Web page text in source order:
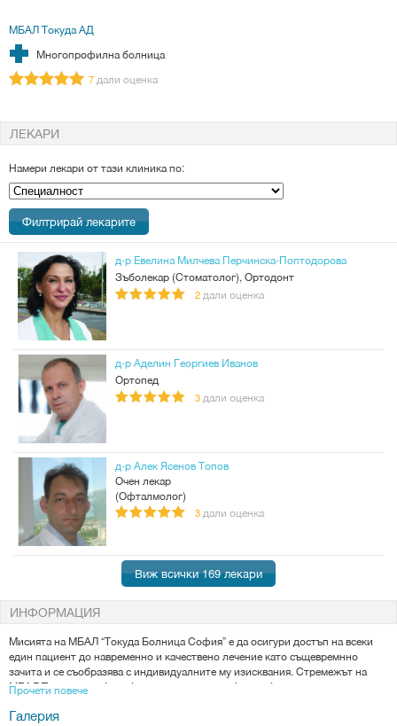
МБАЛ Токуда АД
Многопрофилна болница
7дали оценка
ЛЕКАРИ
Намери лекари от тази клиника по:
Специалност
д-р Евелина Милчева Перчинска-Поптодорова
Зъболекар (Стоматолог), Ортодонт
2 дали оценка
д-р Аделин Георгиев Иванов
Ортопед
3 дали оценка
д-р Алек Ясенов Топов
Очен лекар
(Офталмолог)
3 дали оценка
Виж всички 169 лекари
ИНФОРМАЦИЯ
Мисията на МБАЛ “Токуда Болница София” е да осигури достъп на всеки
един пациент до навременно и качествено лечение като същевремнно
зачита и се съобразява с индивидуалните му изисквания. Стремежът на
МБАЛ Токуда е да бъде болница на първи избор на българските пациенти и
първи избор на високоспециализираните професионалисти в медицината.
Японската болница поставя пациента в центъра на процесите в болничната
Прочети повече
Галерия